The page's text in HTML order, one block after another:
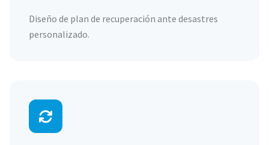
Diseño de plan de recuperación ante desastres
personalizado.